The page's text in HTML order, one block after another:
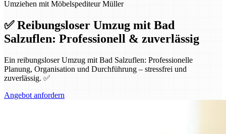
Umziehen mit Möbelspediteur Müller
✅ Reibungsloser Umzug mit Bad
Salzuflen: Professionell & zuverlässig
Ein reibungsloser Umzug mit Bad Salzuflen: Professionelle
Planung, Organisation und Durchführung – stressfrei und
zuverlässig. ✅
Angebot anfordern